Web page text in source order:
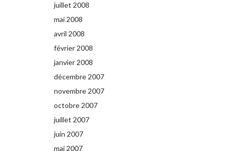
juillet 2008
mai 2008
avril 2008
février 2008
janvier 2008
décembre 2007
novembre 2007
octobre 2007
juillet 2007
juin 2007
mai 2007